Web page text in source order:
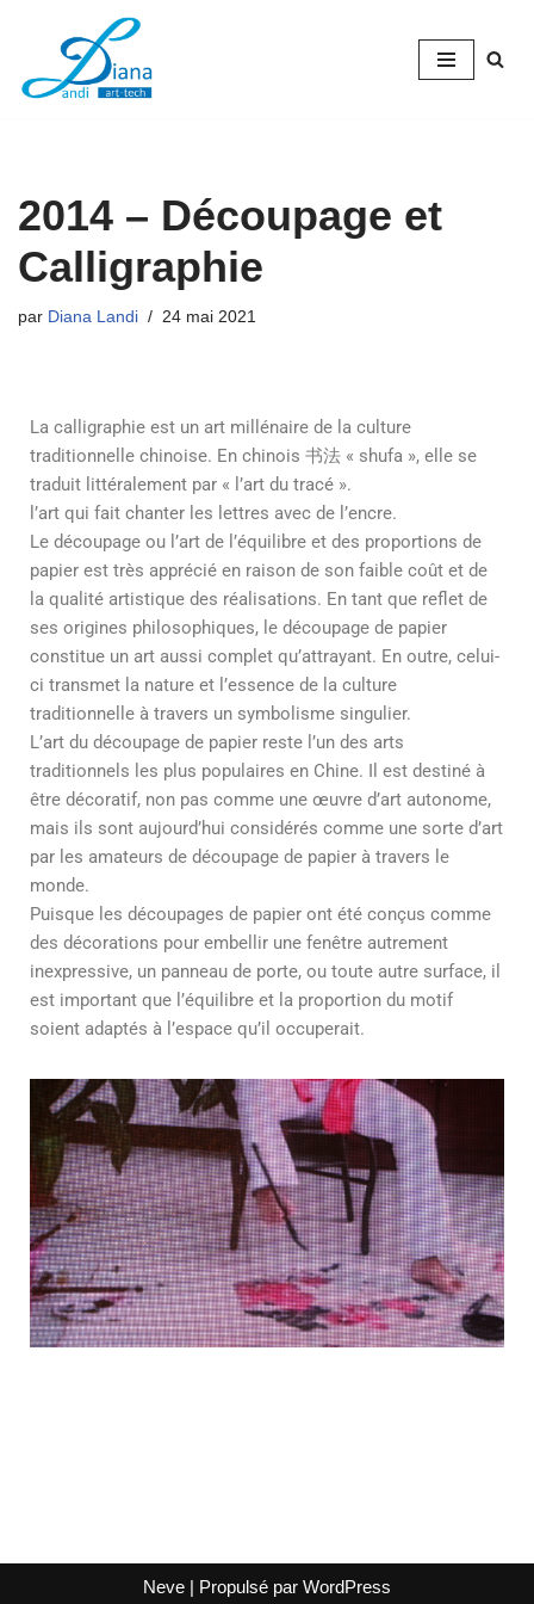
au
2014 – Découpage et
Calligraphie
par Diana Landi 24 mai 2021
La calligraphie est un art millénaire de la culture
traditionnelle chinoise. En chinois 书法 « shufa », elle se
traduit littéralement par « l’art du tracé ».
l’art qui fait chanter les lettres avec de l’encre.
Le découpage ou l’art de l’équilibre et des proportions de
papier est très apprécié en raison de son faible coût et de
la qualité artistique des réalisations. En tant que reflet de
ses origines philosophiques, le découpage de papier
constitue un art aussi complet qu’attrayant. En outre, celui-
ci transmet la nature et l’essence de la culture
traditionnelle à travers un symbolisme singulier.
L’art du découpage de papier reste l’un des arts
traditionnels les plus populaires en Chine. Il est destiné à
être décoratif, non pas comme une œuvre d’art autonome,
mais ils sont aujourd’hui considérés comme une sorte d’art
par les amateurs de découpage de papier à travers le
monde.
Puisque les découpages de papier ont été conçus comme
des décorations pour embellir une fenêtre autrement
inexpressive, un panneau de porte, ou toute autre surface, il
est important que l’équilibre et la proportion du motif
soient adaptés à l’espace qu’il occuperait.
Neve | Propulsé par WordPress